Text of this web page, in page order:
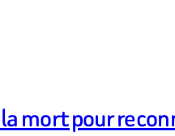
mort pour